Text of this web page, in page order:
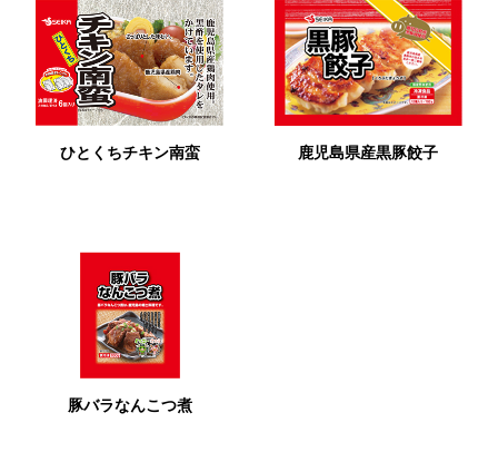
ひとくちチキン南蛮 鹿児島県産黒豚餃子
豚バラなんこつ煮